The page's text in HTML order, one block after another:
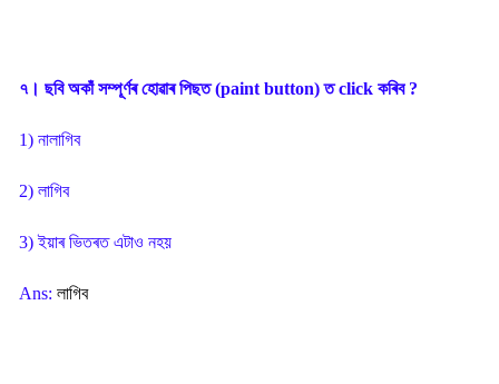
৭। ছবি অকাঁ সম্পূৰ্ণৰ হোৱাৰ পিছত (paint button) ত click কৰিব ?
1) নালাগিব
2) লাগিব
3) ইয়াৰ ভিতৰত এটাও নহয়
Ans: লাগিব